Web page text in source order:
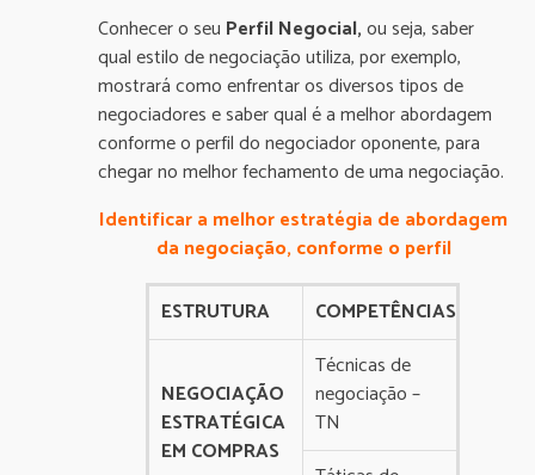
Conhecer o seu Perfil Negocial,ou seja, saber
qual estilo de negociação utiliza, por exemplo,
mostrará como enfrentar os diversos tipos de
negociadores e saber qual é a melhor abordagem
conforme o perfil do negociador oponente, para
chegar no melhor fechamento de uma negociação.
Identificar a melhor estratégia de abordagem
da negociação, conforme o perfil
ESTRUTURA
COMPETÊNCIAS
NEGOCIAÇÃO
ESTRATÉGICA
EM COMPRAS
Técnicas de
negociação –
TN